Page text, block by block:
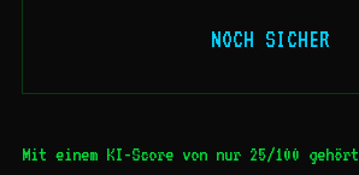
NOCH SICHER
Mit einem KI-Score von nur 25/100 gehört